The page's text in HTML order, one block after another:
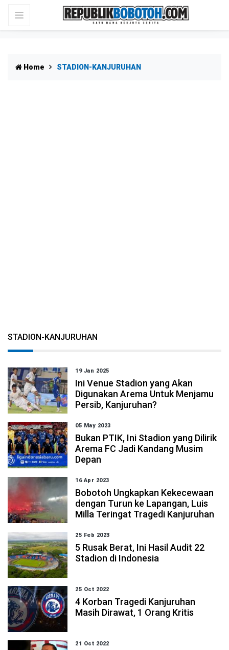
Home STADION-KANJURUHAN
STADION-KANJURUHAN
19 Jan 2025
Ini Venue Stadion yang Akan
Digunakan Arema Untuk Menjamu
Persib, Kanjuruhan?
05 May 2023
Bukan PTIK, Ini Stadion yang Dilirik
Arema FC Jadi Kandang Musim
Depan
16 Apr 2023
Bobotoh Ungkapkan Kekecewaan
dengan Turun ke Lapangan, Luis
Milla Teringat Tragedi Kanjuruhan
25 Feb 2023
5 Rusak Berat, Ini Hasil Audit 22
Stadion di Indonesia
25 Oct 2022
4 Korban Tragedi Kanjuruhan
Masih Dirawat, 1 Orang Kritis
21 Oct 2022